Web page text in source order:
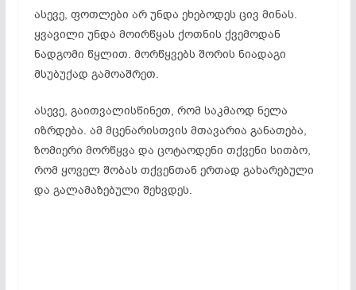
ასევე, ფოთლები არ უნდა ეხებოდეს ცივ მინას.
ყვავილი უნდა მოირწყას ქოთნის ქვემოდან
ნადგომი წყლით. მორწყვებს შორის ნიადაგი
მსუბუქად გამოაშრეთ.
ასევე, გაითვალისწინეთ, რომ საკმაოდ ნელა
იზრდება. ამ მცენარისთვის მთავარია განათება,
ზომიერი მორწყვა და ცოტაოდენი თქვენი სითბო,
რომ ყოველ შობას თქვენთან ერთად გახარებული
და გალამაზებული შეხვდეს.